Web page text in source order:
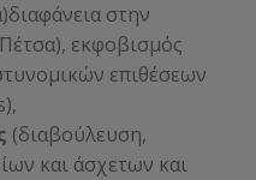
στην
εκφοβισμός
επιθέσεων
(διαβούλευση,
και άσχετων και